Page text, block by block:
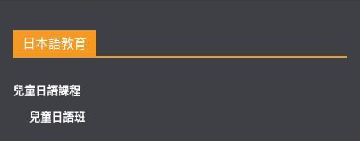
日本語教育
兒童日語課程
兒童日語班